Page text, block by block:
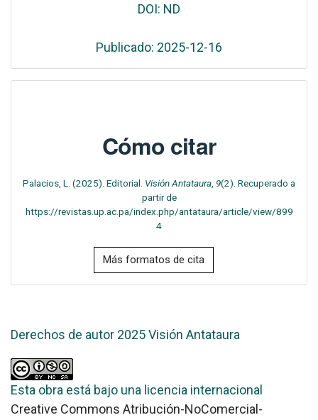
DOI: ND
Publicado: 2025-12-16
Cómo citar
Palacios, L. (2025). Editorial. Visión Antataura 9(2). Recuperado a
partir de
https://revistas.up.ac.pa/index.php/antataura/article/view/899
4
Más formatos de cita
Derechos de autor 2025 Visión Antataura
Esta obra está bajo una licencia internacional
Creative Commons Atribución-NoComercial-